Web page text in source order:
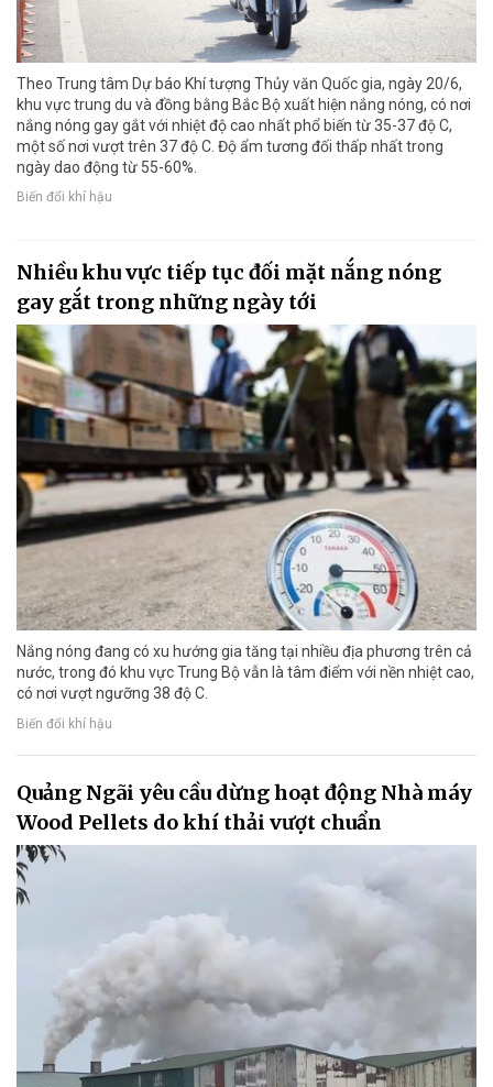
Theo Trung tâm Dự báo Khí tượng Thủy văn Quốc gia, ngày 20/6,
khu vực trung du và đồng bằng Bắc Bộ xuất hiện nắng nóng, có nơi
nắng nóng gay gắt với nhiệt độ cao nhất phổ biến từ 35-37 độ C,
một số nơi vượt trên 37 độ C. Độ ẩm tương đối thấp nhất trong
ngày dao động từ 55-60%.
Biến đổi khí hậu
Nhiều khu vực tiếp tục đối mặt nắng nóng
gay gắt trong những ngày tới
Nắng nóng đang có xu hướng gia tăng tại nhiều địa phương trên cả
nước, trong đó khu vực Trung Bộ vẫn là tâm điểm với nền nhiệt cao,
có nơi vượt ngưỡng 38 độ C.
Biến đổi khí hậu
Quảng Ngãi yêu cầu dừng hoạt động Nhà máy
Wood Pellets do khí thải vượt chuẩn